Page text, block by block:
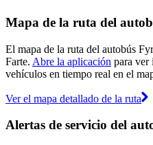
Mapa de la ruta del
El mapa de la ruta del autobús
Farte. Abre la aplicación para ver
vehículos en tiempo real en el
Ver el mapa detallado de la ruta
Alertas de servicio del